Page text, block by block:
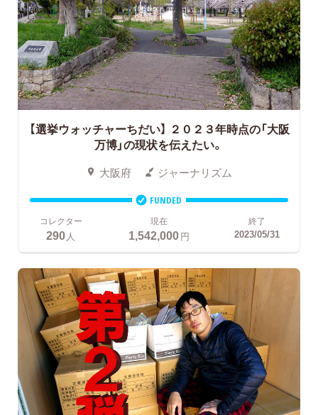
【選挙ウォッチャーちだい】 ２０２３年時点の「大阪
万博」の現状を伝えたい。
大阪府 ジャーナリズム
FUNDED
コレクター
290人
現在
1,542,000円
終了
2023/05/31